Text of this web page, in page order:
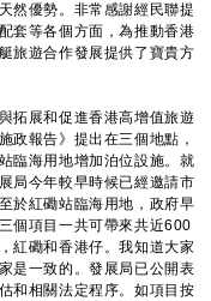
然優勢。非常感謝經民聯提
套等各個方面，為推動香港
旅遊合作發展提供了寶貴方
展和促進香港高增值旅遊
政報告》提出在三個地點，
臨海用地增加泊位設施。就
局今年較早時候已經邀請市
於紅磡站臨海用地，政府早
個項目一共可帶來共近600
紅磡和香港仔。我知道大家
是一致的。發展局已公開表
和相關法定程序。如項目按